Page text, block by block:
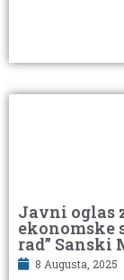
Javni oglas
ekonomske
rad” Sanski
8 Augusta, 2025